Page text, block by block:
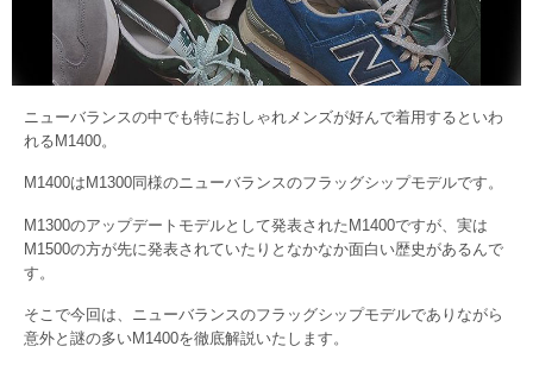
ニューバランスの中でも特におしゃれメンズが好んで着用するといわ
れるM1400。
M1400はM1300同様のニューバランスのフラッグシップモデルです。
M1300のアップデートモデルとして発表されたM1400ですが、実は
M1500の方が先に発表されていたりとなかなか面白い歴史があるんで
す。
そこで今回は、ニューバランスのフラッグシップモデルでありながら
意外と謎の多いM1400を徹底解説いたします。